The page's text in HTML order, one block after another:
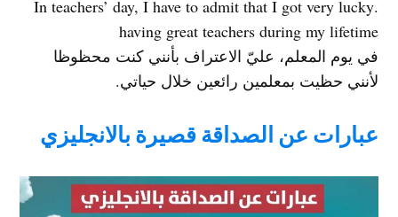
.In teachers’ day, I have to admit that I got very lucky
having great teachers during my lifetime
في يوم المعلم، عليّ الاعتراف بأنني كنت محظوظا
لأنني حظيت بمعلمين رائعين خلال حياتي.
عبارات عن الصداقة قصيرة بالانجليزي